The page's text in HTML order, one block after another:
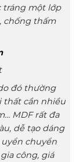
tráng một lớp
chống thấm
đó thường
thất cần nhiều
MDF rất đa
dễ tạo dáng
uyển chuyển
công, giá